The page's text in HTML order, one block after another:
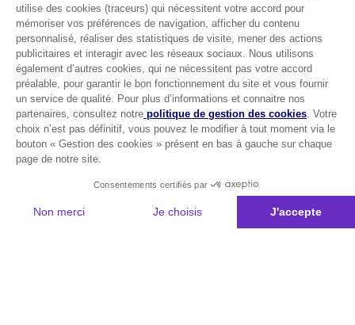
utilise des cookies (traceurs) qui nécessitent votre accord pour
mémoriser vos préférences de navigation, afficher du contenu
personnalisé, réaliser des statistiques de visite, mener des actions
publicitaires et interagir avec les réseaux sociaux. Nous utilisons
également d’autres cookies, qui ne nécessitent pas votre accord
préalable, pour garantir le bon fonctionnement du site et vous fournir
un service de qualité. Pour plus d’informations et connaitre nos
partenaires, consultez notre politique de gestion des cookies. Votre
choix n’est pas définitif, vous pouvez le modifier à tout moment via le
bouton « Gestion des cookies » présent en bas à gauche sur chaque
page de notre site.
Consentements certifiés par
Non merci Je choisis
J'accepte